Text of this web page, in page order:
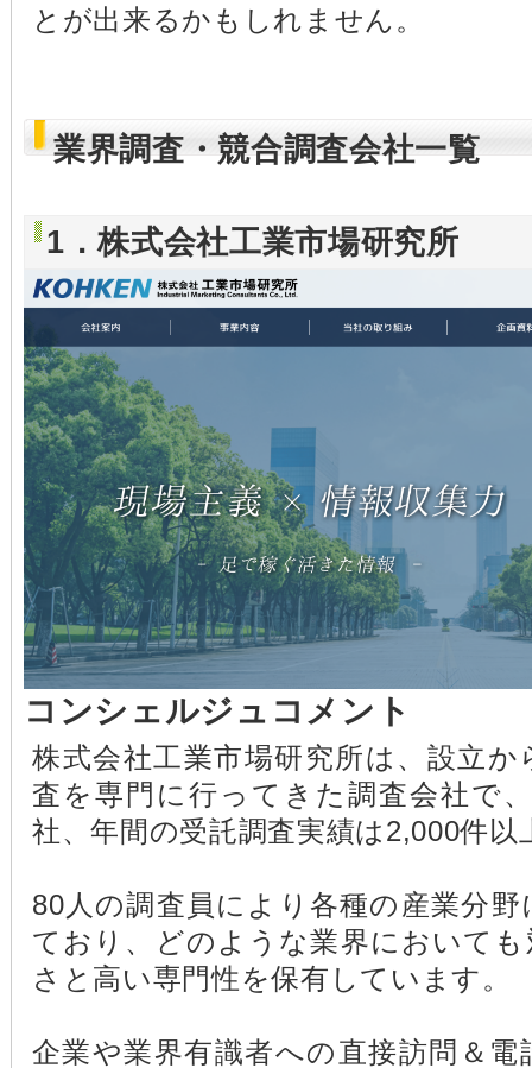
とが出来るかもしれません。
業界調査・競合調査会社一覧
1．株式会社工業市場研究所
コンシェルジュコメント
株式会社工業市場研究所は、設立
査を専門に行ってきた調査会社で
社、年間の受託調査実績は2,000件以
80人の調査員により各種の産業分
ており、どのような業界において
さと高い専門性を保有しています。
企業や業界有識者への直接訪問＆